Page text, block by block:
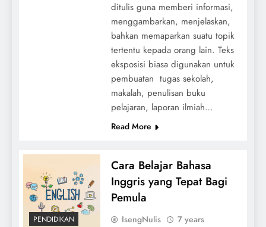
ditulis guna memberi informasi,
menggambarkan, menjelaskan,
bahkan memaparkan suatu topik
tertentu kepada orang lain. Teks
eksposisi biasa digunakan untuk
pembuatan tugas sekolah,
makalah, penulisan buku
pelajaran, laporan ilmiah…
Read More
PENDIDIKAN
Cara Belajar Bahasa
Inggris yang Tepat Bagi
Pemula
IsengNulis
7 years